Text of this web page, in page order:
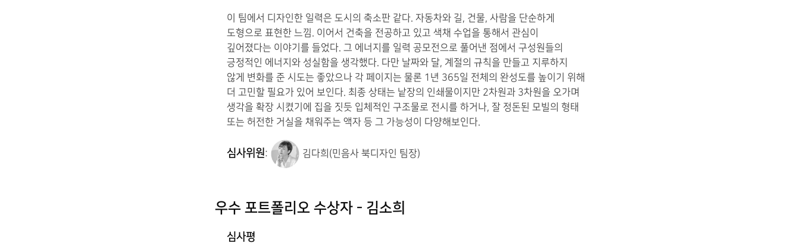
이 팀에서 디자인한 일력은 도시의 축소판 같다. 자동차와 길, 건물, 사람을 단순하게
도형으로 표현한 느낌. 이어서 건축을 전공하고 있고 색채 수업을 통해서 관심이
깊어졌다는 이야기를 들었다. 그 에너지를 일력 공모전으로 풀어낸 점에서 구성원들의
긍정적인 에너지와 성실함을 생각했다. 다만 날짜와 달, 계절의 규칙을 만들고 지루하지
않게 변화를 준 시도는 좋았으나 각 페이지는 물론 1년 365일 전체의 완성도를 높이기 위해
더 고민할 필요가 있어 보인다. 최종 상태는 낱장의 인쇄물이지만 2차원과 3차원을 오가며
생각을 확장 시켰기에 집을 짓듯 입체적인 구조물로 전시를 하거나, 잘 정돈된 모빌의 형태
또는 허전한 거실을 채워주는 액자 등 그 가능성이 다양해보인다.
심사위원: 김다희(민음사 북디자인 팀장)
우수 포트폴리오 수상자 - 김소희
심사평